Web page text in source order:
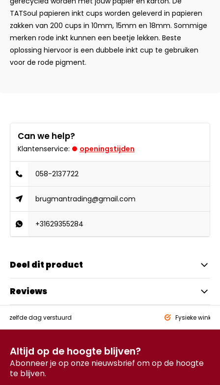
TATSoul papieren inkt cups worden geleverd in papieren
zakken van 200 cups in 10mm, 15mm en 18mm. Sommige
merken rode inkt kunnen een beetje lekken. Beste
oplossing hiervoor is een dubbele inkt cup te gebruiken
voor de rode pigment.
Can we help?
Klantenservice: openingstijden
058-2137722
brugmantrading@gmail.com
+31629355284
Deel dit product
Reviews
zelfde dag verstuurd Fysieke winkel
Altijd op de hoogte blijven?
Abonneer je op onze nieuwsbrief om op de hoogte
te blijven.